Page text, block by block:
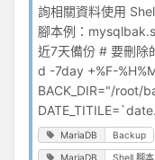
詢相關資料使用
腳本例：
近7天備份 # 要刪除
d -7day +%F-
BACK_DIR="/root/
MariaDB Backup
MariaDB Shell 腳本